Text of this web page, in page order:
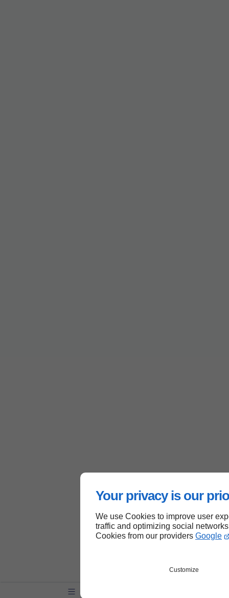
Your privacy is our
We use Cookies to improve user
traffic and optimizing social
Cookies from our providers Google
Customize